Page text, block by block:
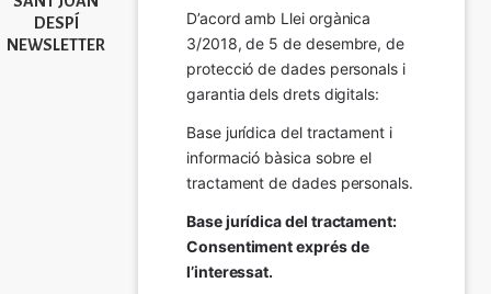
DESPÍ
NEWSLETTER
D’acord amb Llei orgànica
3/2018, de 5 de desembre, de
protecció de dades personals i
garantia dels drets digitals:
Base jurídica del tractament i
informació bàsica sobre el
tractament de dades personals.
Base jurídica del tractament:
Consentiment exprés de
l’interessat.